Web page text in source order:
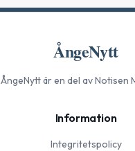
ÅngeNytt
ÅngeNyttär en del av Notisen
Information
Integritetspolicy